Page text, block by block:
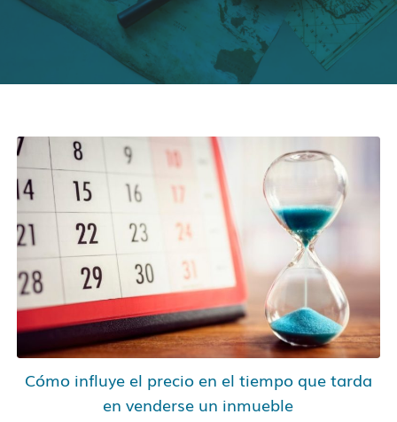
Cómo influye el precio en el tiempo que tarda
en venderse un inmueble